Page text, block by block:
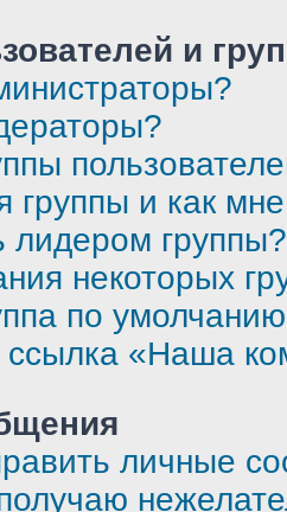
и
группы и как
лидером группы?
некоторых
по
ссылка «Наша
личные